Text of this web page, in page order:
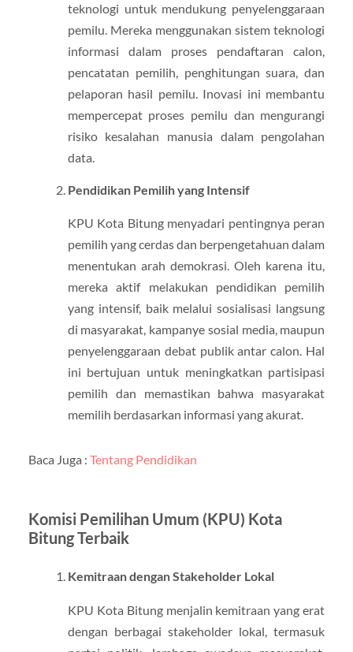
teknologi untuk mendukung penyelenggaraan
pemilu. Mereka menggunakan sistem teknologi
informasi dalam proses pendaftaran calon,
pencatatan pemilih, penghitungan suara, dan
pelaporan hasil pemilu. Inovasi ini membantu
mempercepat proses pemilu dan mengurangi
risiko kesalahan manusia dalam pengolahan
data.
Pendidikan Pemilih yang Intensif
KPU Kota Bitung menyadari pentingnya peran
pemilih yang cerdas dan berpengetahuan dalam
menentukan arah demokrasi. Oleh karena itu,
mereka aktif melakukan pendidikan pemilih
yang intensif, baik melalui sosialisasi langsung
di masyarakat, kampanye sosial media, maupun
penyelenggaraan debat publik antar calon. Hal
ini bertujuan untuk meningkatkan partisipasi
pemilih dan memastikan bahwa masyarakat
memilih berdasarkan informasi yang akurat.
Baca Juga : Tentang Pendidikan
Komisi Pemilihan Umum (KPU) Kota
Bitung Terbaik
Kemitraan dengan Stakeholder Lokal
KPU Kota Bitung menjalin kemitraan yang erat
dengan berbagai stakeholder lokal, termasuk